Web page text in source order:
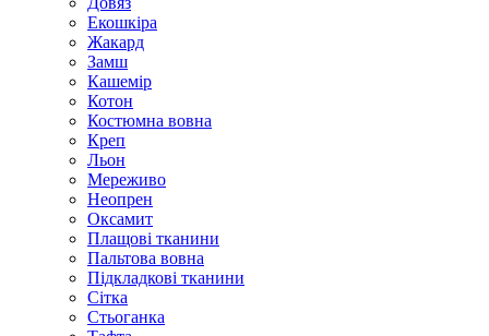
Екошкіра
Жакард
Замш
Кашемір
Котон
Костюмна вовна
Креп
Льон
Мереживо
Неопрен
Оксамит
Плащові тканини
Пальтова вовна
Підкладкові тканини
Сітка
Стьоганка